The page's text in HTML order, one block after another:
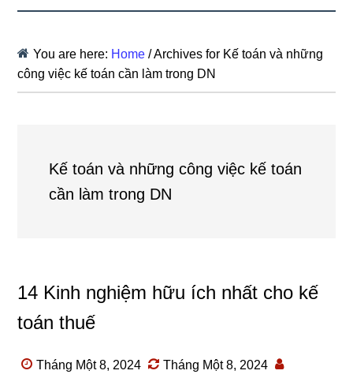
You are here: Home /Archives for Kế toán và những
công việc kế toán cần làm trong DN
Kế toán và những công việc kế toán
cần làm trong DN
14 Kinh nghiệm hữu ích nhất cho kế
toán thuế
Tháng Một 8, 2024 Tháng Một 8, 2024